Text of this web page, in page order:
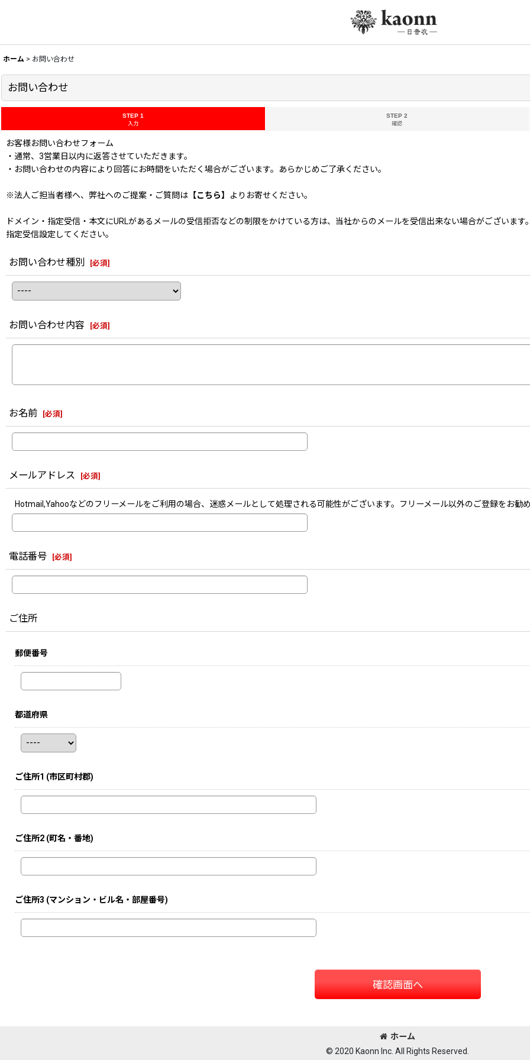
ホーム > お問い合わせ
お問い合わせ
STEP 1
入力
STEP 2
確認
お客様お問い合わせフォーム
・通常、3営業日以内に返答させていただきます。
・お問い合わせの内容により回答にお時間をいただく場合がございます。あらかじめご了承ください。
※法人ご担当者様へ、弊社へのご提案・ご質問は 【こちら】 よりお寄せください。
ドメイン・指定受信・本文にURLがあるメールの受信拒否などの制限をかけている方は、当社からのメールを受信出来ない場合がございま
指定受信設定してください。
お問い合わせ種別 [必須]
お問い合わせ内容 [必須]
お名前 [必須]
メールアドレス [必須]
Hotmail,Yahooなどのフリーメールをご利用の場合、迷惑メールとして処理される可能性がございます。フリーメール以外のご登録をお勧め
電話番号 [必須]
ご住所
郵便番号
都道府県
ご住所1 (市区町村郡)
ご住所2 (町名・番地)
ご住所3 (マンション・ビル名・部屋番号)
確認画面へ
ホーム
© 2020 Kaonn Inc. All Rights Reserved.